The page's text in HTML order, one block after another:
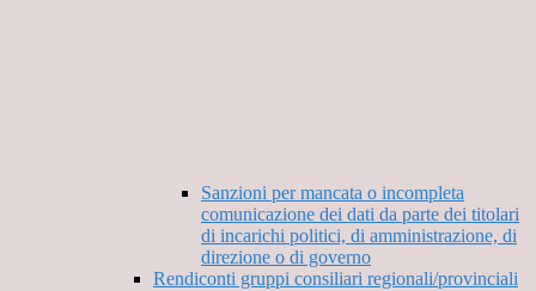
Sanzioni per mancata o incompleta
comunicazione dei dati da parte dei titolari
di incarichi politici, di amministrazione, di
direzione o di governo
Rendiconti gruppi consiliari regionali/provinciali